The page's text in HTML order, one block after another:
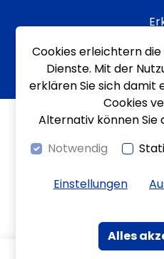
Cookies erleichtern
Dienste. Mit der
erklären Sie sich damit
Cookies
Alternativ können Sie
Notwendig
Einstellungen
Alles